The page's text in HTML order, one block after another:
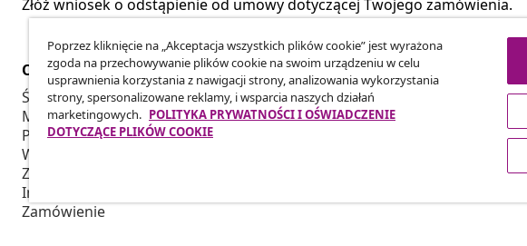
Złóż wniosek o odstąpienie od umowy dotyczącej Twojego zamówienia.
Obsługa Klienta
Śledź swoje zamówienie
Moje konto
Płatność
Wysyłka i Dostawa
Zwrot
Informacje o produkcie
Zamówienie
Biznes
Program Partnerski
Produkuj dla vidaXL
Poprzez kliknięcie na „Akceptacja wszystkich plików cookie” jest wyrażona
zgoda na przechowywanie plików cookie na swoim urządzeniu w celu
usprawnienia korzystania z nawigacji strony, analizowania wykorzystania
strony, spersonalizowane reklamy, i wsparcia naszych działań
marketingowych. POLITYKA PRYWATNOŚCI I OŚWIADCZENIE
DOTYCZĄCE PLIKÓW COOKIE